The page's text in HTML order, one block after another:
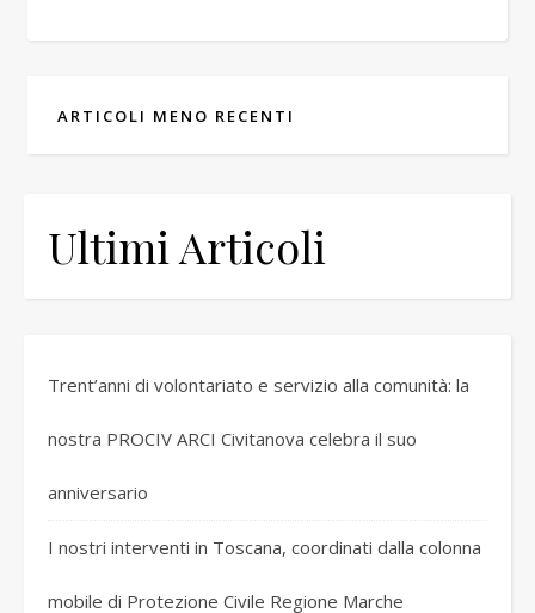
ARTICOLI MENO RECENTI
Ultimi Articoli
Trent’anni di volontariato e servizio alla comunità: la
nostra PROCIV ARCI Civitanova celebra il suo
anniversario
I nostri interventi in Toscana, coordinati dalla colonna
mobile di Protezione Civile Regione Marche